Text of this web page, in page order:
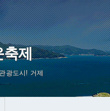
축제
광도시! 거제